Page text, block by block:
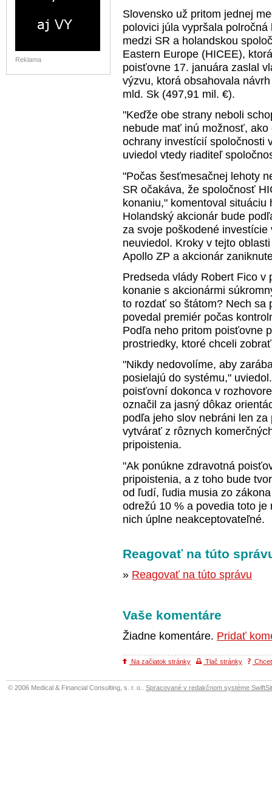
Reklama
Slovensko už pritom jednej
polovici júla vypršala
medzi SR a holandskou
Eastern Europe (HICEE),
poisťovne 17. januára zaslal
výzvu, ktorá obsahovala
mld. Sk (497,91 mil. €).
"Keďže obe strany neboli
nebude mať inú možnosť,
ochrany investícií spoločnosti
uviedol vtedy riaditeľ
"Počas šesťmesačnej lehoty
SR očakáva, že spoločnosť
konaniu," komentoval
Holandský akcionár bude
za svoje poškodené
neuviedol. Kroky v tejto
Apollo ZP a akcionár
Predseda vlády Robert Fico v
konanie s akcionármi
to rozdať so štátom? Nech sa
povedal premiér počas
Podľa neho pritom poisťovne
prostriedky, ktoré chceli
"Nikdy nedovolíme, aby
posielajú do systému,"
poisťovní dokonca v
označil za jasný dôkaz
podľa jeho slov nebráni len
vytvárať z rôznych
pripoistenia.
"Ak ponúkne zdravotná
pripoistenia, a z toho bude
od ľudí, ľudia musia zo
odrežú 10 % a povedia toto
nich úplne neakceptovateľné.
Reagovať na túto
» Reagovať na túto správu
Vaše komentáre
Žiadne komentáre. Pridať
Na začiatok stránky Tlač stránky
© 2006 Medical & Financial Consulting, s. r. o.. Spracované v redakčnom systéme